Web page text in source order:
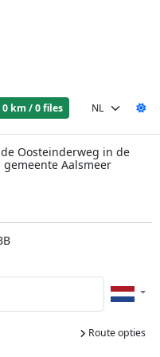
0 km / 0 files
Oosteinderweg in de
Aalsmeer
Route opties